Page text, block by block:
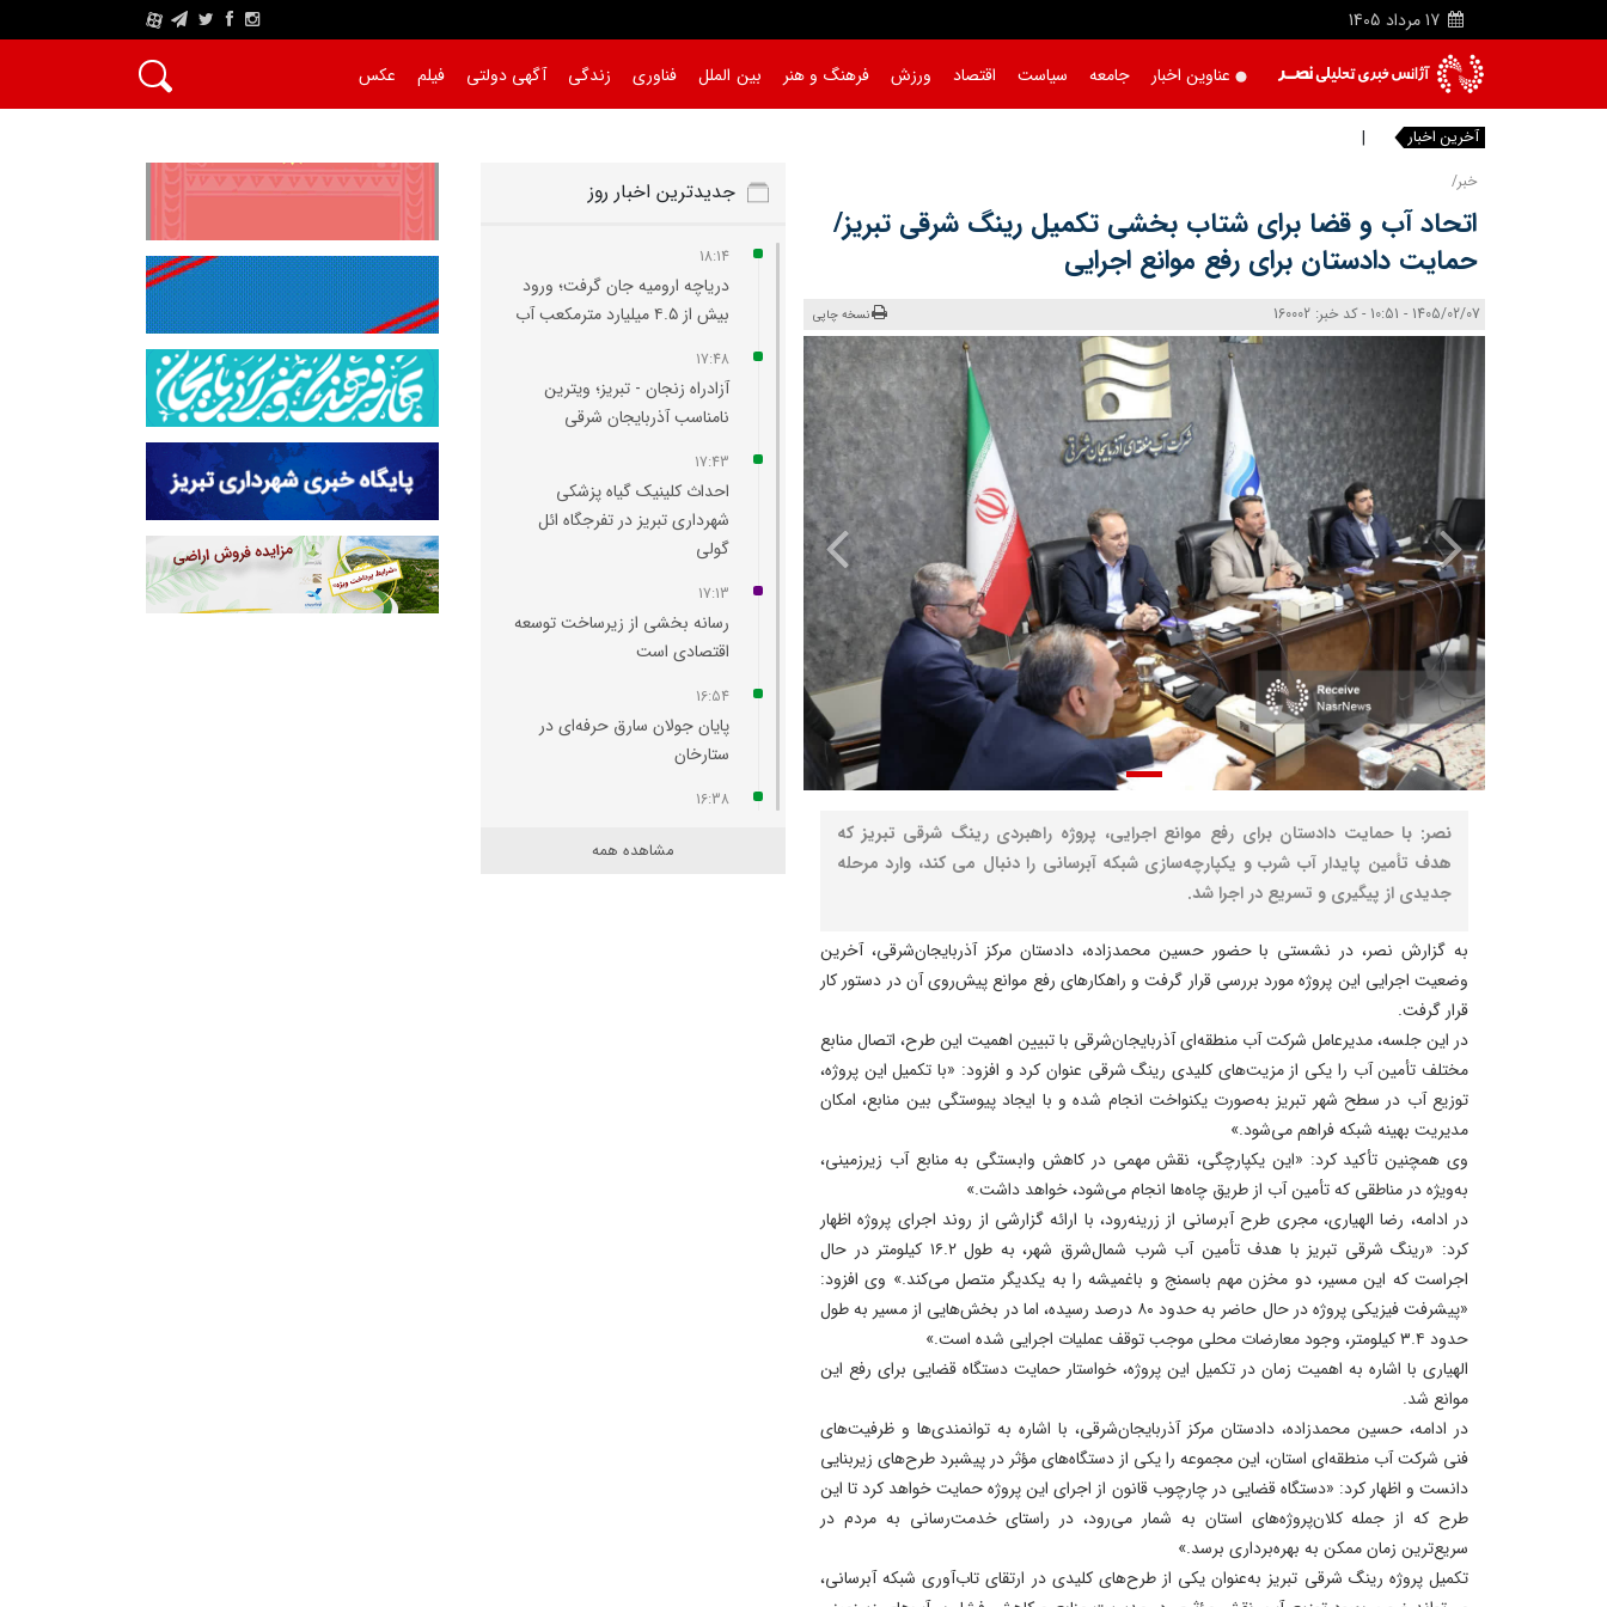
17 مرداد 1405
A
عناوین اخبار جامعه سیاست اقتصاد ورزش فرهنگ و هنر بین الملل فناوری زندگی آگهی دولتی فیلم عکس
آخرین اخبار دریاچه اروم
خبر/
اتحاد آب و قضا برای شتاب بخشی تکمیل رینگ شرقی تبریز/
حمایت دادستان برای رفع موانع اجرایی
1405/02/07 - 10:51 - کد خبر: 160002 نسخه چاپی
نصر: با حمایت دادستان برای رفع موانع اجرایی، پروژه راهبردی رینگ شرقی تبریز که
هدف تأمین پایدار آب شرب و یکپارچه‌سازی شبکه آبرسانی را دنبال می کند، وارد مرحله
جدیدی از پیگیری و تسریع در اجرا شد.
به گزارش نصر، در نشستی با حضور حسین محمدزاده، دادستان مرکز آذربایجان‌شرقی، آخرین
وضعیت اجرایی این پروژه مورد بررسی قرار گرفت و راهکارهای رفع موانع پیش‌روی آن در دستور کار
قرار گرفت.
در این جلسه، مدیرعامل شرکت آب منطقه‌ای آذربایجان‌شرقی با تبیین اهمیت این طرح، اتصال منابع
مختلف تأمین آب را یکی از مزیت‌های کلیدی رینگ شرقی عنوان کرد و افزود: «با تکمیل این پروژه،
توزیع آب در سطح شهر تبریز به‌صورت یکنواخت انجام شده و با ایجاد پیوستگی بین منابع، امکان
مدیریت بهینه شبکه فراهم می‌شود.»
وی همچنین تأکید کرد: «این یکپارچگی، نقش مهمی در کاهش وابستگی به منابع آب زیرزمینی،
به‌ویژه در مناطقی که تأمین آب از طریق چاه‌ها انجام می‌شود، خواهد داشت.»
در ادامه، رضا الهیاری، مجری طرح آبرسانی از زرینه‌رود، با ارائه گزارشی از روند اجرای پروژه اظهار
کرد: «رینگ شرقی تبریز با هدف تأمین آب شرب شمال‌شرق شهر، به طول ۱۶.۲ کیلومتر در حال
اجراست که این مسیر، دو مخزن مهم باسمنج و باغمیشه را به یکدیگر متصل می‌کند.» وی افزود:
«پیشرفت فیزیکی پروژه در حال حاضر به حدود ۸۰ درصد رسیده، اما در بخش‌هایی از مسیر به طول
حدود ۳.۴ کیلومتر، وجود معارضات محلی موجب توقف عملیات اجرایی شده است.»
الهیاری با اشاره به اهمیت زمان در تکمیل این پروژه، خواستار حمایت دستگاه قضایی برای رفع این
موانع شد.
در ادامه، حسین محمدزاده، دادستان مرکز آذربایجان‌شرقی، با اشاره به توانمندی‌ها و ظرفیت‌های
فنی شرکت آب منطقه‌ای استان، این مجموعه را یکی از دستگاه‌های مؤثر در پیشبرد طرح‌های زیربنایی
دانست و اظهار کرد: «دستگاه قضایی در چارچوب قانون از اجرای این پروژه حمایت خواهد کرد تا این
طرح که از جمله کلان‌پروژه‌های استان به شمار می‌رود، در راستای خدمت‌رسانی به مردم در
سریع‌ترین زمان ممکن به بهره‌برداری برسد.»
تکمیل پروژه رینگ شرقی تبریز به‌عنوان یکی از طرح‌های کلیدی در ارتقای تاب‌آوری شبکه آبرسانی،
جدیدترین اخبار روز
18:14
دریاچه ارومیه جان گرفت؛ ورود
بیش از ۴.۵ میلیارد مترمکعب آب
17:48
آزادراه زنجان - تبریز؛ ویترین
نامناسب آذربایجان شرقی
17:43
احداث کلینیک گیاه‌ پزشکی
شهرداری تبریز در تفرجگاه ائل‌
گولی
17:13
رسانه بخشی از زیرساخت توسعه
اقتصادی است
16:54
پایان جولان سارق حرفه‌ای در
ستارخان
16:38
مشاهده همه